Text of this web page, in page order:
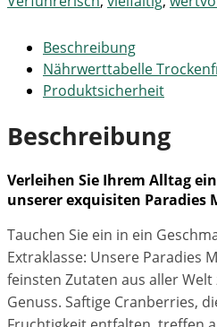
Beschreibung
Nährwerttabelle
Produktsicherheit
Beschreibung
Verleihen Sie Ihrem Alltag
unserer exquisiten Paradies
Tauchen Sie ein in ein
Extraklasse: Unsere Paradies
feinsten Zutaten aus aller
Genuss. Saftige Cranberries,